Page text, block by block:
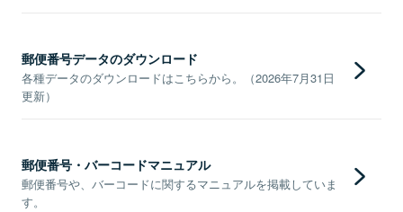
郵便番号データのダウンロード
各種データのダウンロードはこちらから。（2026年7月31日
更新）
郵便番号・バーコードマニュアル
郵便番号や、バーコードに関するマニュアルを掲載していま
す。